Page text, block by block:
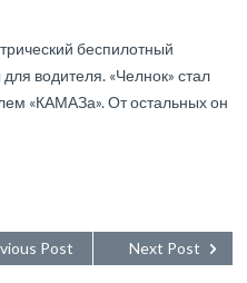
беспилотный
водителя. «Челнок» стал
«КАМАЗа». От остальных он
Next Post
Post